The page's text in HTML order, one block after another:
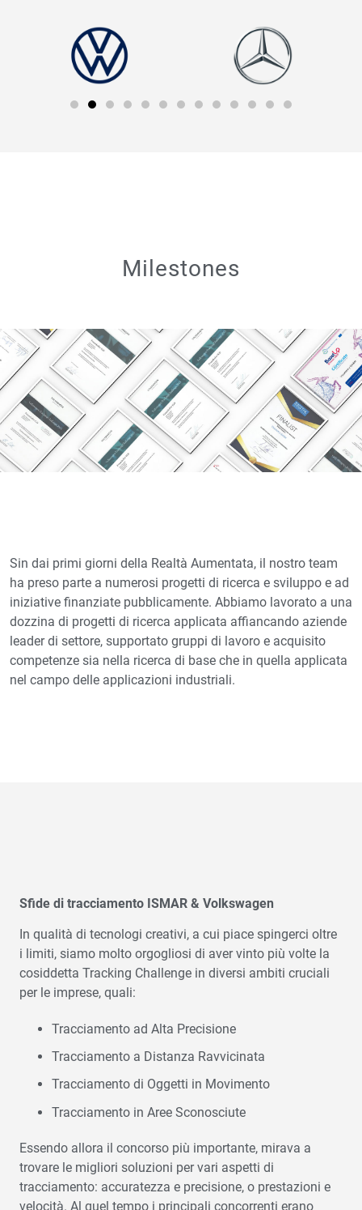
Milestones
Sin dai primi giorni della Realtà Aumentata, il nostro team
ha preso parte a numerosi progetti di ricerca e sviluppo e ad
iniziative finanziate pubblicamente. Abbiamo lavorato a una
dozzina di progetti di ricerca applicata affiancando aziende
leader di settore, supportato gruppi di lavoro e acquisito
competenze sia nella ricerca di base che in quella applicata
nel campo delle applicazioni industriali.
Sfide di tracciamento ISMAR & Volkswagen
In qualità di tecnologi creativi, a cui piace spingerci oltre
i limiti, siamo molto orgogliosi di aver vinto più volte la
cosiddetta Tracking Challenge in diversi ambiti cruciali
per le imprese, quali:
Tracciamento ad Alta Precisione
Tracciamento a Distanza Ravvicinata
Tracciamento di Oggetti in Movimento
Tracciamento in Aree Sconosciute
Essendo allora il concorso più importante, mirava a
trovare le migliori soluzioni per vari aspetti di
tracciamento: accuratezza e precisione, o prestazioni e
velocità. Al quel tempo i principali concorrenti erano